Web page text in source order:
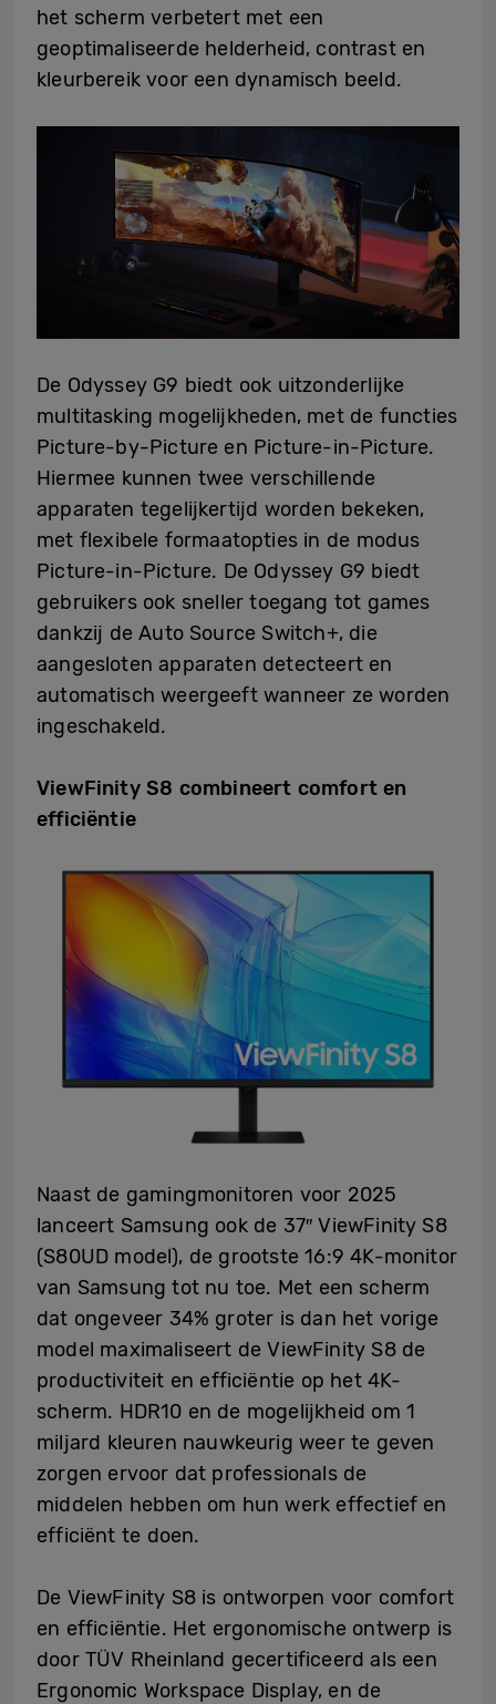
het scherm verbetert met een
geoptimaliseerde helderheid, contrast en
kleurbereik voor een dynamisch beeld.
De Odyssey G9 biedt ook uitzonderlijke
multitasking mogelijkheden, met de functies
Picture-by-Picture en Picture-in-Picture.
Hiermee kunnen twee verschillende
apparaten tegelijkertijd worden bekeken,
met flexibele formaatopties in de modus
Picture-in-Picture. De Odyssey G9 biedt
gebruikers ook sneller toegang tot games
dankzij de Auto Source Switch+, die
aangesloten apparaten detecteert en
automatisch weergeeft wanneer ze worden
ingeschakeld.
ViewFinity S8 combineert comfort en
efficiëntie
Naast de gamingmonitoren voor 2025
lanceert Samsung ook de 37″ ViewFinity S8
(S80UD model), de grootste 16:9 4K-monitor
van Samsung tot nu toe. Met een scherm
dat ongeveer 34% groter is dan het vorige
model maximaliseert de ViewFinity S8 de
productiviteit en efficiëntie op het 4K-
scherm. HDR10 en de mogelijkheid om 1
miljard kleuren nauwkeurig weer te geven
zorgen ervoor dat professionals de
middelen hebben om hun werk effectief en
efficiënt te doen.
De ViewFinity S8 is ontworpen voor comfort
en efficiëntie. Het ergonomische ontwerp is
door TÜV Rheinland gecertificeerd als een
Ergonomic Workspace Display, en de